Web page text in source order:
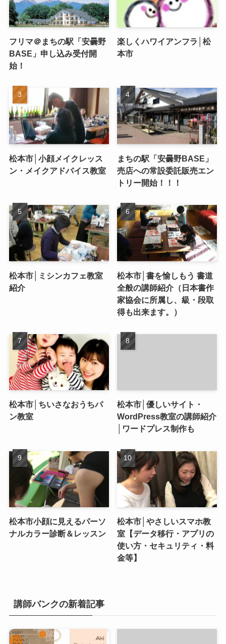
フリマ＠まちの駅「安曇野
BASE」申し込み受付開
始！
楽しくハワイアンフラ│松
本市
松本市│小顔メイクレッス
ン・メイクアドバイス教室
まちの駅「安曇野BASE」
売店への常設委託販売エン
トリー開始！！！
松本市│ミシンカフェ教室
紹介
松本市│書を愉しもう 書道
全般の講師紹介（日本書作
家協会に所属し、級・段取
得も出来ます。）
松本市│ちいさなおうちパ
ン教室
松本市│優しいサイト・
WordPress教室の講師紹介
│ワードプレス制作も
松本市小顔に見えるパーソ
ナルカラー診断＆レッスン
松本市│やさしいスマホ教
室【データ移行・アプリの
使い方・セキュリティ・料
金等】
講師バンクの新着記事